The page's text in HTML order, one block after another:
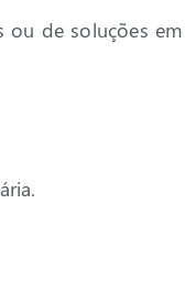
ou de soluções em